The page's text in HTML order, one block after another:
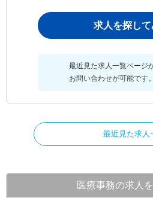
求人を探して
最近見た求人一覧ページ
お問い合わせが可能です。
最近見た求人
医療事務の求人